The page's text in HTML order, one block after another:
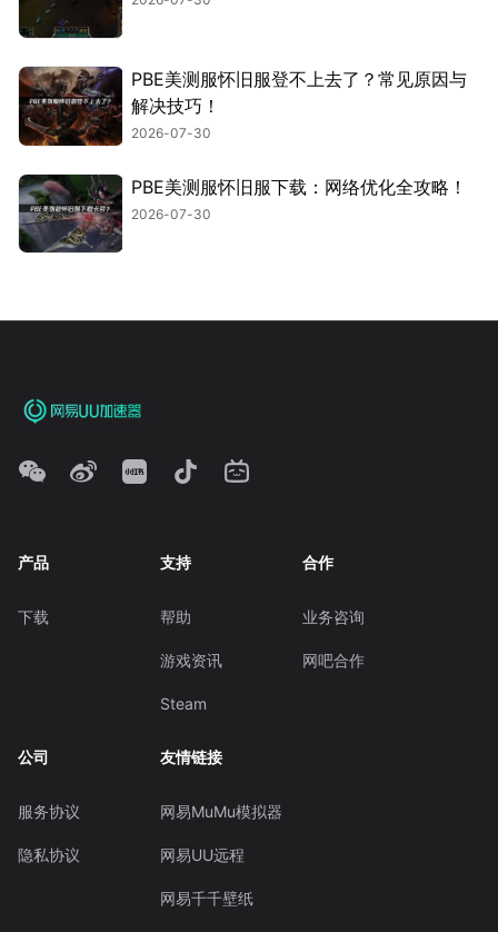
PBE美测服怀旧服登不上去了？常见原因与
解决技巧！
2026-07-30
PBE美测服怀旧服下载：网络优化全攻略！
2026-07-30
产品
下载
支持
帮助
游戏资讯
Steam
合作
业务咨询
网吧合作
公司
服务协议
隐私协议
友情链接
网易MuMu模拟器
网易UU远程
网易千千壁纸